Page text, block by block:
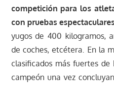
competición para los
con pruebas espectaculares
yugos de 400 kilogramos,
de coches, etcétera. En la
clasificados más fuertes
campeón una vez